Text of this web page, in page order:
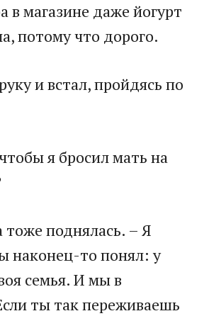
в магазине даже йогурт
потому что дорого.
и встал, пройдясь по
я бросил мать на
тоже поднялась. – Я
наконец-то понял: у
семья. И мы в
ты так переживаешь